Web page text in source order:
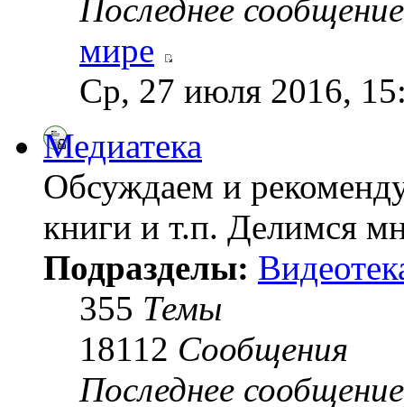
Последнее сообщение
мире
Ср, 27 июля 2016,
Медиатека
Обсуждаем и
книги и т.п. Делимся
Подразделы:
355 Темы
18112 Сообщения
Последнее сообщение